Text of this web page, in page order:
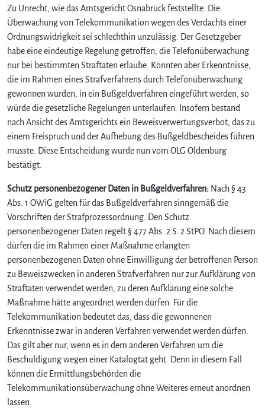
Zu Unrecht, wie das Amtsgericht Osnabrück feststellte. Die
Überwachung von Telekommunikation wegen des Verdachts einer
Ordnungswidrigkeit sei schlechthin unzulässig. Der Gesetzgeber
habe eine eindeutige Regelung getroffen, die Telefonüberwachung
nur bei bestimmten Straftaten erlaube. Könnten aber Erkenntnisse,
die im Rahmen eines Strafverfahrens durch Telefonüberwachung
gewonnen wurden, in ein Bußgeldverfahren eingeführt werden, so
würde die gesetzliche Regelungen unterlaufen. Insofern bestand
nach Ansicht des Amtsgerichts ein Beweisverwertungsverbot, das zu
einem Freispruch und der Aufhebung des Bußgeldbescheides führen
musste. Diese Entscheidung wurde nun vom OLG Oldenburg
bestätigt.
Schutz personenbezogener Daten in Bußgeldverfahren: Nach § 43
Abs. 1 OWiG gelten für das Bußgeldverfahren sinngemäß die
Vorschriften der Strafprozessordnung. Den Schutz
personenbezogener Daten regelt § 477 Abs. 2 S. 2 StPO. Nach diesem
dürfen die im Rahmen einer Maßnahme erlangten
personenbezogenen Daten ohne Einwilligung der betroffenen Person
zu Beweiszwecken in anderen Strafverfahren nur zur Aufklärung von
Straftaten verwendet werden, zu deren Aufklärung eine solche
Maßnahme hätte angeordnet werden dürfen. Für die
Telekommunikation bedeutet das, dass die gewonnenen
Erkenntnisse zwar in anderen Verfahren verwendet werden dürfen.
Das gilt aber nur, wenn es in dem anderen Verfahren um die
Beschuldigung wegen einer Katalogtat geht. Denn in diesem Fall
können die Ermittlungsbehörden die
Telekommunikationsüberwachung ohne Weiteres erneut anordnen
lassen.